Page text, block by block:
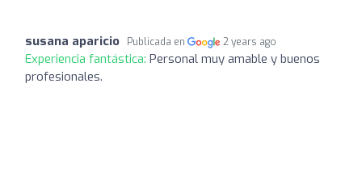
susana aparicio Publicada en 2 years ago
Experiencia fantástica: Personal muy amable y buenos
profesionales.